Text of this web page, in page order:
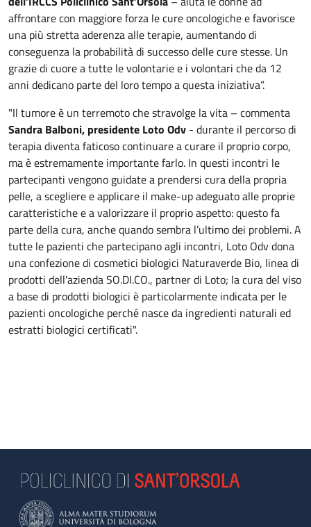
affrontare con maggiore forza le cure oncologiche e favorisce
una più stretta aderenza alle terapie, aumentando di
conseguenza la probabilità di successo delle cure stesse. Un
grazie di cuore a tutte le volontarie e i volontari che da 12
anni dedicano parte del loro tempo a questa iniziativa”.
"Il tumore è un terremoto che stravolge la vita – commenta
Sandra Balboni, presidente Loto Odv - durante il percorso di
terapia diventa faticoso continuare a curare il proprio corpo,
ma è estremamente importante farlo. In questi incontri le
partecipanti vengono guidate a prendersi cura della propria
pelle, a scegliere e applicare il make-up adeguato alle proprie
caratteristiche e a valorizzare il proprio aspetto: questo fa
parte della cura, anche quando sembra l’ultimo dei problemi. A
tutte le pazienti che partecipano agli incontri, Loto Odv dona
una confezione di cosmetici biologici Naturaverde Bio, linea di
prodotti dell'azienda SO.DI.CO., partner di Loto; la cura del viso
a base di prodotti biologici è particolarmente indicata per le
pazienti oncologiche perché nasce da ingredienti naturali ed
estratti biologici certificati".